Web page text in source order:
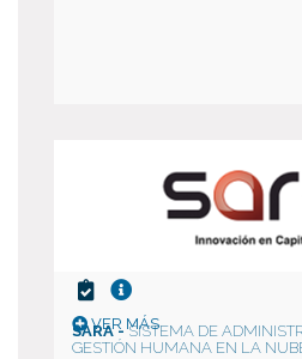
VER MÁS
SARA -SISTEMA DE
GESTIÓN HUMANA EN LA